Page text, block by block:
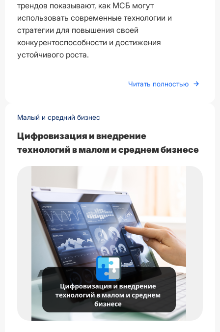
трендов показывают, как МСБ могут
использовать современные технологии и
стратегии для повышения своей
конкурентоспособности и достижения
устойчивого роста.
Читать полностью
Малый и средний бизнес
Цифровизация и внедрение
технологий в малом и среднем бизнесе